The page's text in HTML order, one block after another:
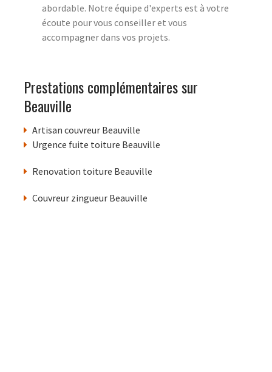
abordable. Notre équipe d'experts est à votre
écoute pour vous conseiller et vous
accompagner dans vos projets.
Prestations complémentaires sur
Beauville
Artisan couvreur Beauville
Urgence fuite toiture Beauville
Renovation toiture Beauville
Couvreur zingueur Beauville